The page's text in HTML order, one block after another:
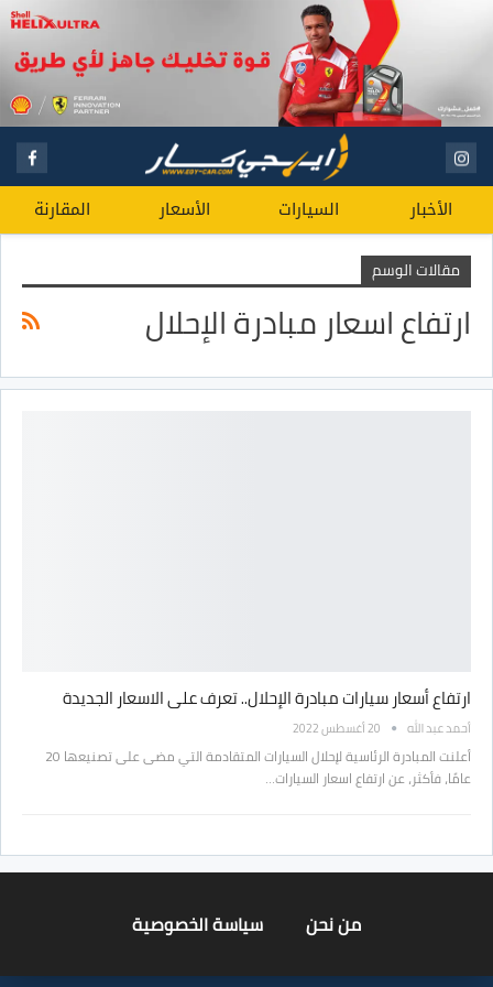
الأخبار السيارات الأسعار المقارنة
مقالات الوسم
ارتفاع اسعار مبادرة الإحلال
ارتفاع أسعار سيارات مبادرة الإحلال.. تعرف على الاسعار الجديدة
أحمد عبد الله 20 أغسطس 2022
أعلنت المبادرة الرئاسية لإحلال السيارات المتقادمة التي مضى على تصنيعها 20
عامًا، فأكثر، عن ارتفاع اسعار السيارات…
من نحن سياسة الخصوصية